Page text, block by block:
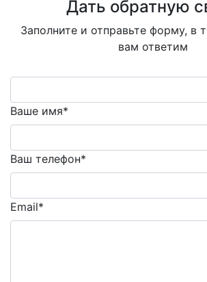
Дать обратную
Заполните и отправьте форму, в
вам ответим
Ваше имя*
Ваш телефон*
Email*